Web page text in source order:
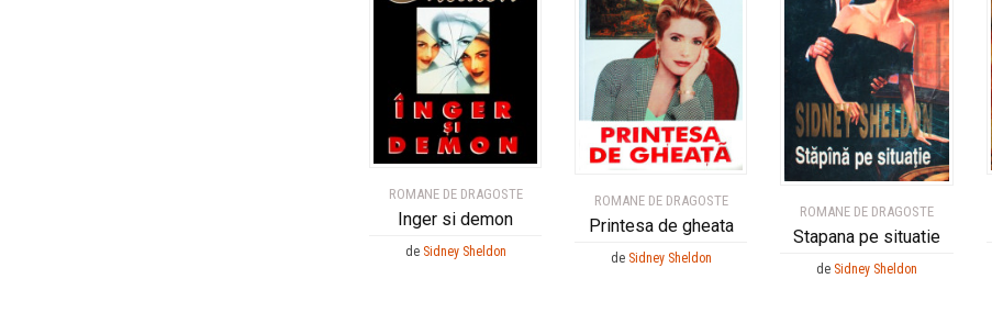
ROMANE DE DRAGOSTE
Inger si demon
de Sidney Sheldon
ROMANE DE DRAGOSTE
Printesa de gheata
de Sidney Sheldon
ROMANE DE DRAGOSTE
Stapana pe situatie
de Sidney Sheldon